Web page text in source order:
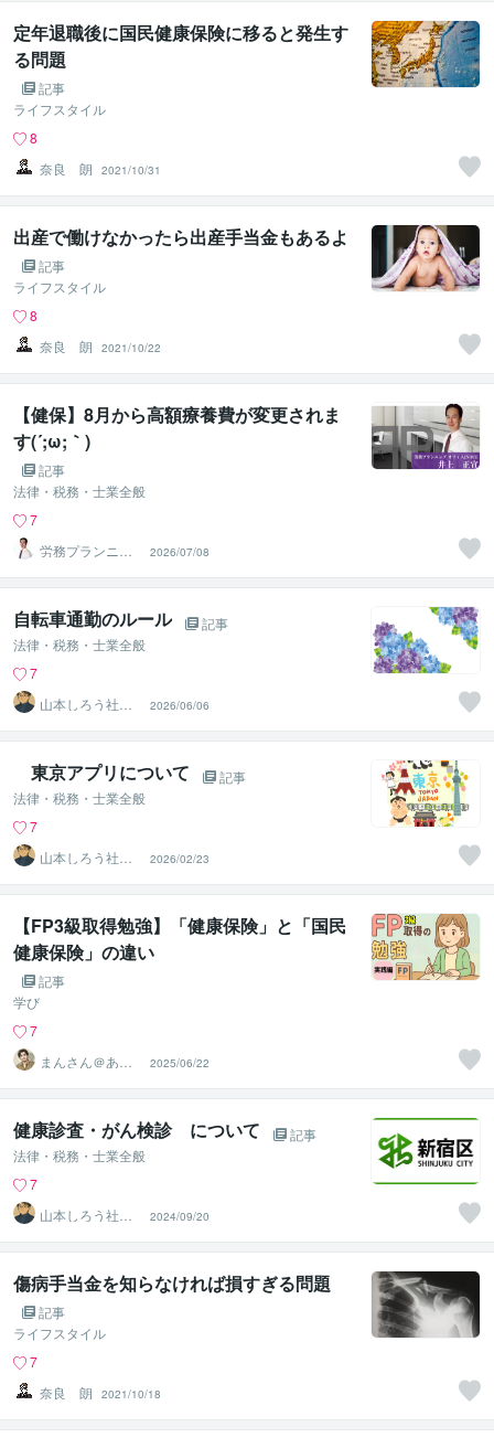
定年退職後に国民健康保険に移ると発生す
る問題
記事
ライフスタイル
8
奈良 朗
2021/10/31
出産で働けなかったら出産手当金もあるよ
記事
ライフスタイル
8
奈良 朗
2021/10/22
【健保】8月から高額療養費が変更されま
す(´;ω;｀)
記事
法律・税務・士業全般
7
労務プランニン
グ オフィスINO
UE
2026/07/08
自転車通勤のルール
記事
法律・税務・士業全般
7
山本しろう社労
士事務所
2026/06/06
東京アプリについて
記事
法律・税務・士業全般
7
山本しろう社労
士事務所
2026/02/23
【FP3級取得勉強】「健康保険」と「国民
健康保険」の違い
記事
学び
7
まんさん＠あな
たの「すごい」
がわかる人
2025/06/22
健康診査・がん検診 について
記事
法律・税務・士業全般
7
山本しろう社労
士事務所
2024/09/20
傷病手当金を知らなければ損すぎる問題
記事
ライフスタイル
7
奈良 朗
2021/10/18